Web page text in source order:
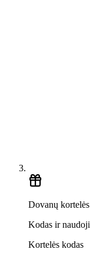
Dovanų
Kodas ir
Kortelės kodas